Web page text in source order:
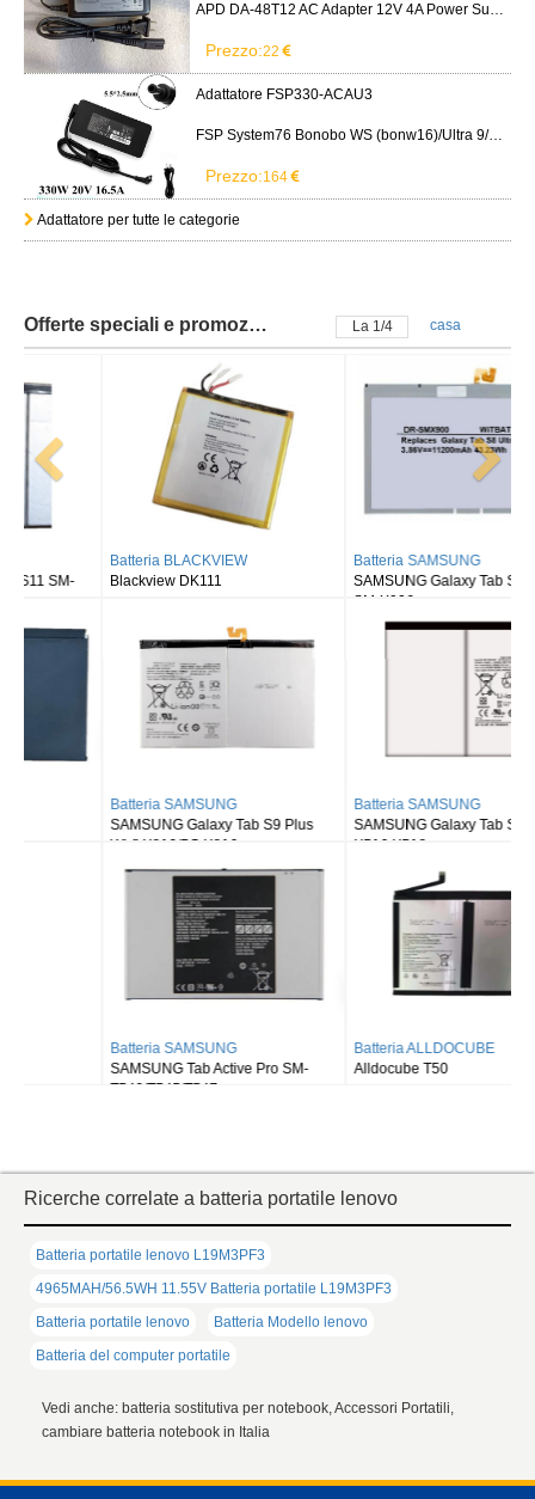
APD DA-48T12 AC Adapter 12V 4A Power Supply Cord
Prezzo:22
Adattatore FSP330-ACAU3
FSP System76 Bonobo WS (bonw16)/Ultra 9/RTX5090
Prezzo:164
Adattatore per tutte le categorie
Offerte speciali e promozioni La 2/4 casa
Batteria BLACKVIEW
Blackview DK111
Batteria SAMSUNG
SAMSUNG Galaxy Tab S8 Ultra
Batteria SAMSUNG
SAMSUNG Galaxy Tab S9 Plus
Wi-fi X810/5G X816
Batteria SAMSUNG
SAMSUNG Galaxy Tab S9FE X510
Batteria SAMSUNG
SAMSUNG Tab Active Pro SM-
T540/T545/T547
Batteria ALLDOCUBE
Alldocube T50
Ricerche correlate a batteria portatile lenovo
Batteria portatile lenovo L19M3PF3
4965MAH/56.5WH 11.55V Batteria portatile L19M3PF3
Batteria portatile lenovo
Batteria Modello lenovo
Batteria del computer portatile
Vedi anche: batteria sostitutiva per notebook, Accessori Portatili,
cambiare batteria notebook in Italia